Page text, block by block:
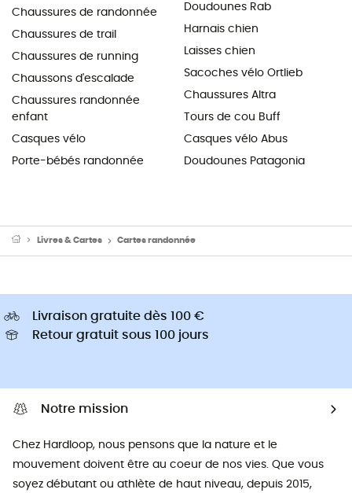
Chaussures de randonnée
Chaussures de trail
Chaussures de running
Chaussons d'escalade
Chaussures randonnée
enfant
Casques vélo
Porte-bébés randonnée
Doudounes Rab
Harnais chien
Laisses chien
Sacoches vélo Ortlieb
Chaussures Altra
Tours de cou Buff
Casques vélo Abus
Doudounes Patagonia
Livres & Cartes Cartes randonnée
Livraison gratuite dès 100 €
Retour gratuit sous 100 jours
Notre mission
Chez Hardloop, nous pensons que la nature et le
mouvement doivent être au coeur de nos vies. Que vous
soyez débutant ou athlète de haut niveau, depuis 2015,